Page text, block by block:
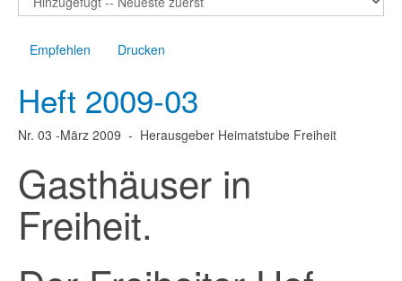
Empfehlen Drucken
Heft 2009-03
Nr. 03 -März 2009 - Herausgeber Heimatstube Freiheit
Gasthäuser in
Freiheit.